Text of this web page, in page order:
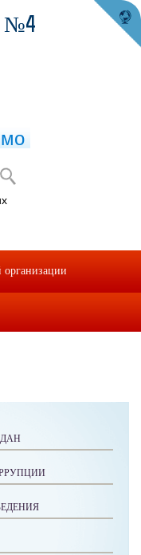
по
№4
организации